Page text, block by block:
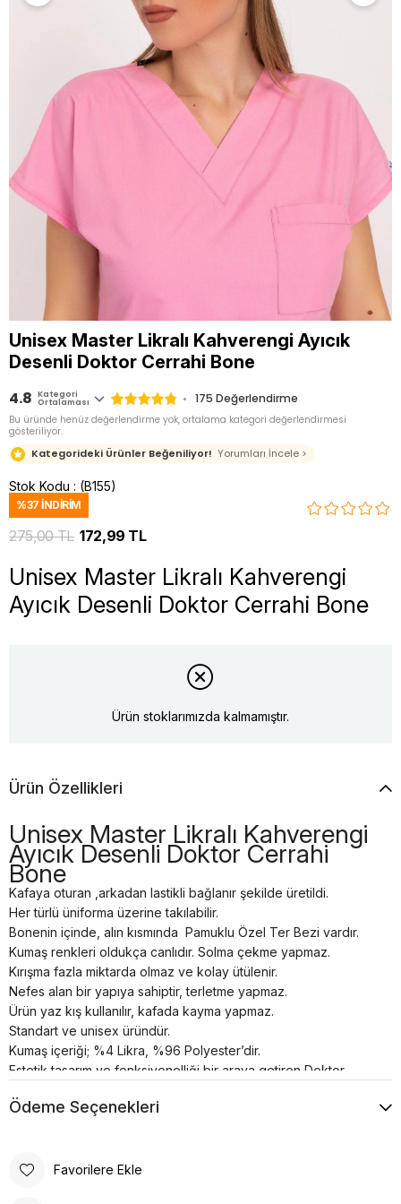
Unisex Master Likralı Kahverengi Ayıcık
Desenli Doktor Cerrahi Bone
4.8 Kategori
Ortalaması 175 Değerlendirme
Bu üründe henüz değerlendirme yok, ortalama kategori değerlendirmesi
gösteriliyor.
Kategorideki Ürünler Beğeniliyor! Yorumları İncele >
Stok Kodu (B155)
%37 İNDIRIM
275,00 TL 172,99 TL
Unisex Master Likralı Kahverengi
Ayıcık Desenli Doktor Cerrahi Bone
Ürün stoklarımızda kalmamıştır.
Ürün Özellikleri
Unisex Master Likralı Kahverengi
Ayıcık Desenli Doktor Cerrahi
Bone
Kafaya oturan ,arkadan lastikli bağlanır şekilde üretildi.
Her türlü üniforma üzerine takılabilir.
Bonenin içinde, alın kısmında Pamuklu Özel Ter Bezi vardır.
Kumaş renkleri oldukça canlıdır. Solma çekme yapmaz.
Kırışma fazla miktarda olmaz ve kolay ütülenir.
Nefes alan bir yapıya sahiptir, terletme yapmaz.
Ürün yaz kış kullanılır, kafada kayma yapmaz.
Standart ve unisex üründür.
Kumaş içeriği; %4 Likra, %96 Polyester’dir.
Estetik tasarım ve fonksiyonelliği bir araya getiren Doktor
olarak üretilmiştir. Kafaya oturan ve arkadan lastikli
Bonenin iç kısmında yer alan pamuklu özel ter bezi, kullanıcıya
Ödeme Seçenekleri
Favorilere Ekle